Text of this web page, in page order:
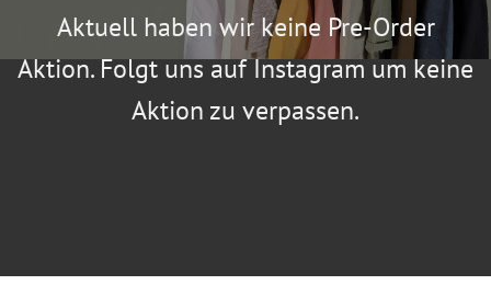
Aktuell haben wir keine Pre-Order
Aktion. Folgt uns auf Instagram um keine
Aktion zu verpassen.